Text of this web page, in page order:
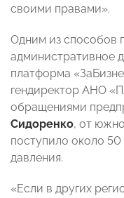
своими правами».
Одним из способов
административное
платформа
гендиректор АНО
обращениями
Сидоренко, от
поступило около
давления.
«Если в других